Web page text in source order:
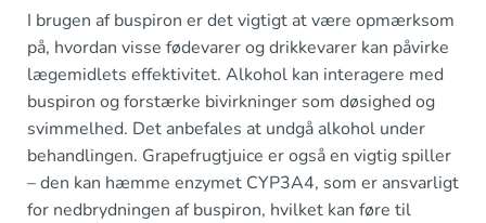
I brugen af buspiron er det vigtigt at være opmærksom
på, hvordan visse fødevarer og drikkevarer kan påvirke
lægemidlets effektivitet. Alkohol kan interagere med
buspiron og forstærke bivirkninger som døsighed og
svimmelhed. Det anbefales at undgå alkohol under
behandlingen. Grapefrugtjuice er også en vigtig spiller
– den kan hæmme enzymet CYP3A4, som er ansvarligt
for nedbrydningen af buspiron, hvilket kan føre til